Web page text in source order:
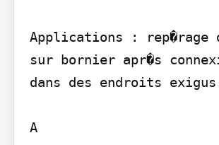
Applications : rep�rage
sur bornier apr�s
dans des endroits
A